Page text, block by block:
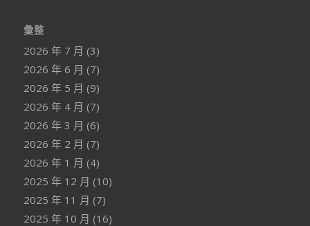
彙整
2026 年 7 月 (3)
2026 年 6 月 (7)
2026 年 5 月 (9)
2026 年 4 月 (7)
2026 年 3 月 (6)
2026 年 2 月 (7)
2026 年 1 月 (4)
2025 年 12 月 (10)
2025 年 11 月 (7)
2025 年 10 月 (16)